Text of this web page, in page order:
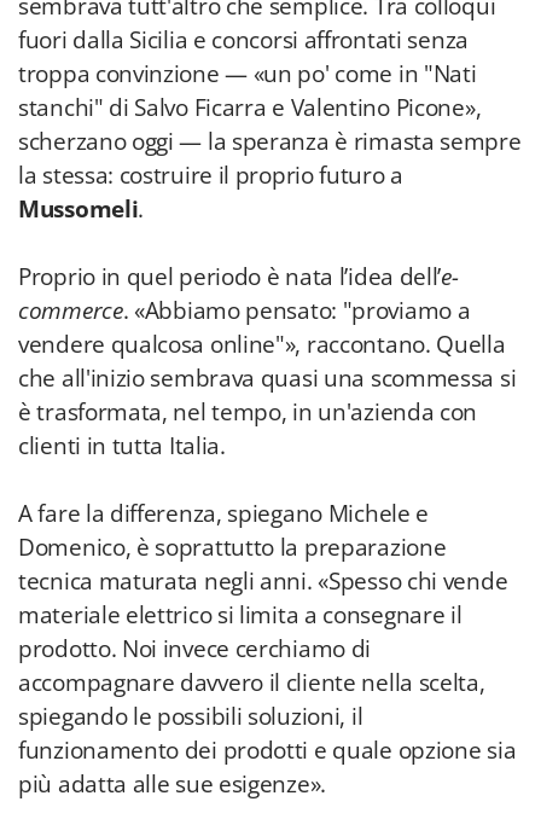
fuori dalla Sicilia e concorsi affrontati senza
troppa convinzione — «un po' come in "Nati
stanchi" di Salvo Ficarra e Valentino Picone»,
scherzano oggi — la speranza è rimasta sempre
la stessa: costruire il proprio futuro a
Mussomeli.
Proprio in quel periodo è nata l’idea dell’e-
commerce. «Abbiamo pensato: "proviamo a
vendere qualcosa online"», raccontano. Quella
che all'inizio sembrava quasi una scommessa si
è trasformata, nel tempo, in un'azienda con
clienti in tutta Italia.
A fare la differenza, spiegano Michele e
Domenico, è soprattutto la preparazione
tecnica maturata negli anni. «Spesso chi vende
materiale elettrico si limita a consegnare il
prodotto. Noi invece cerchiamo di
accompagnare davvero il cliente nella scelta,
spiegando le possibili soluzioni, il
funzionamento dei prodotti e quale opzione sia
più adatta alle sue esigenze».